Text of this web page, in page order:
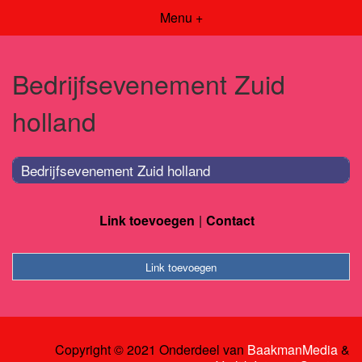
Menu +
Bedrijfsevenement Zuid
holland
Bedrijfsevenement Zuid holland
Link toevoegen Contact
Link toevoegen
Copyright © 2021 Onderdeel van BaakmanMedia&